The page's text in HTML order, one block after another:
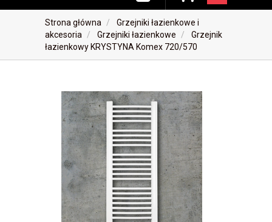
Strona główna
Grzejniki łazienkowe i
akcesoria
Grzejniki łazienkowe
Grzejnik
łazienkowy KRYSTYNA Komex 720/570